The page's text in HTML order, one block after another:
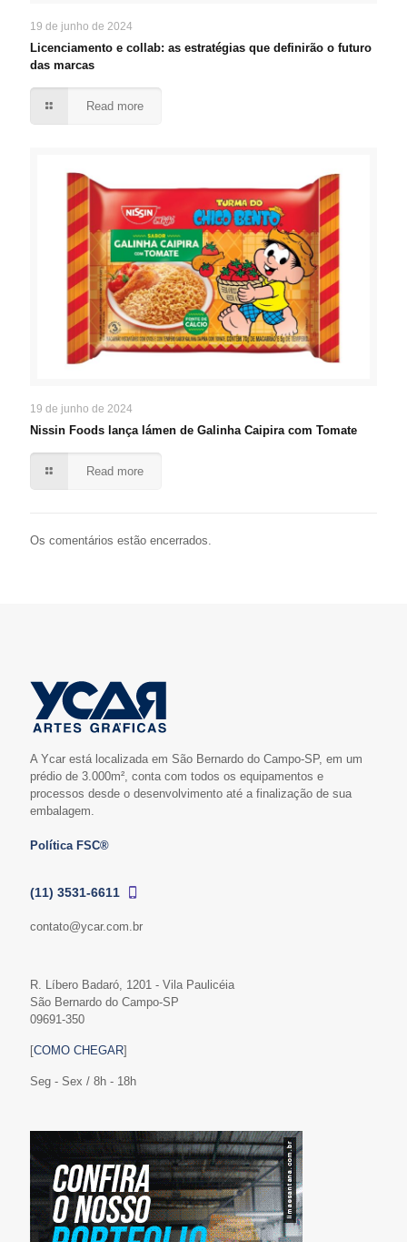
19 de junho de 2024
Licenciamento e collab: as estratégias que definirão o futuro
das marcas
Read more
19 de junho de 2024
Nissin Foods lança lámen de Galinha Caipira com Tomate
Read more
Os comentários estão encerrados.
A Ycar está localizada em São Bernardo do Campo-SP, em um
prédio de 3.000m², conta com todos os equipamentos e
processos desde o desenvolvimento até a finalização de sua
embalagem.
Política FSC®
(11) 3531-6611
contato@ycar.com.br
R. Líbero Badaró, 1201 - Vila Paulicéia
São Bernardo do Campo-SP
09691-350
[COMO CHEGAR]
Seg - Sex / 8h - 18h